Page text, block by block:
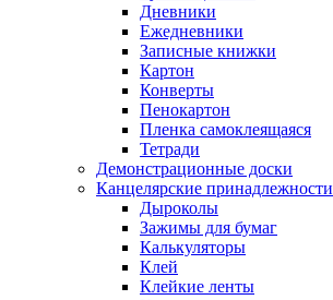
Дневники
Ежедневники
Записные книжки
Картон
Конверты
Пенокартон
Пленка самоклеящаяся
Тетради
Демонстрационные доски
Канцелярские принадлежности
Дыроколы
Зажимы для бумаг
Калькуляторы
Клей
Клейкие ленты